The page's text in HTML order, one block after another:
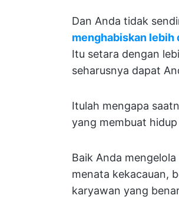
Dan Anda tidak
menghabiskan lebih
Itu setara dengan
seharusnya dapat
Itulah mengapa
yang membuat hidup
Baik Anda
menata kekacauan,
karyawan yang